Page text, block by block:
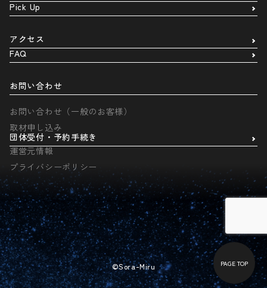
Pick Up
アクセス
FAQ
お問い合わせ
お問い合わせ（一般のお客様）
取材申し込み
団体受付・予約手続き
運営元情報
プライバシーポリシー
©Sora-Miru PAGE TOP